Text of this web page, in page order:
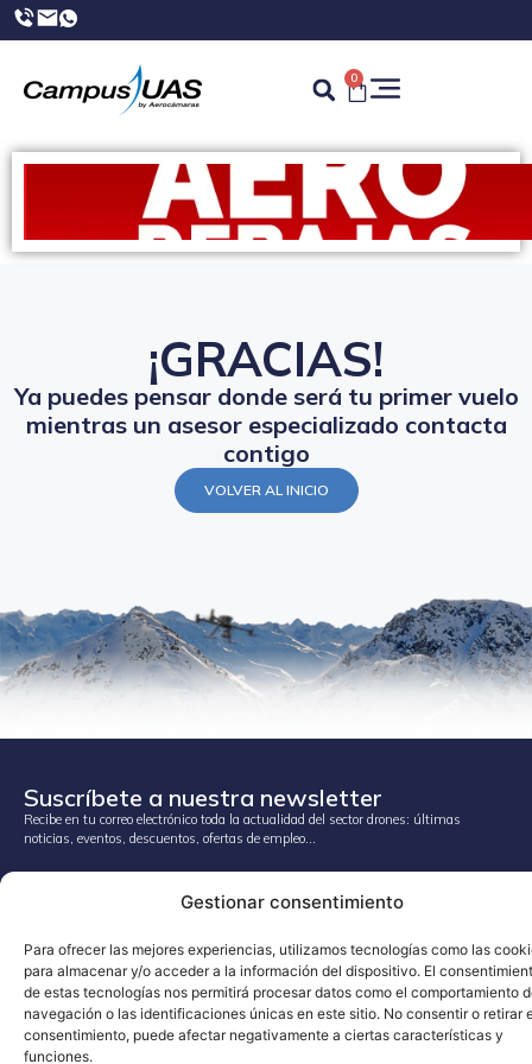
Gestionar consentimiento
Para ofrecer las mejores experiencias, utilizamos tecnologías como las
para almacenar y/o acceder a la información del dispositivo. El
de estas tecnologías nos permitirá procesar datos como el comportamiento
navegación o las identificaciones únicas en este sitio. No consentir o retirar
consentimiento, puede afectar negativamente a ciertas características y
funciones.
0
¡GRACIAS!
Ya puedes pensar donde será tu primer vuelo
mientras un asesor especializado contacta
contigo
VOLVER AL INICIO
Suscríbete a nuestra newsletter
Recibe en tu correo electrónico toda la actualidad del sector drones: últimas
noticias, eventos, descuentos, ofertas de empleo…
(+34) 900 431 031
FORMACIÓN
Formación oficial
Formación técnica profesional
Formación universitaria
SOBRE NOSOTROS
Ubicaciones
Agenda